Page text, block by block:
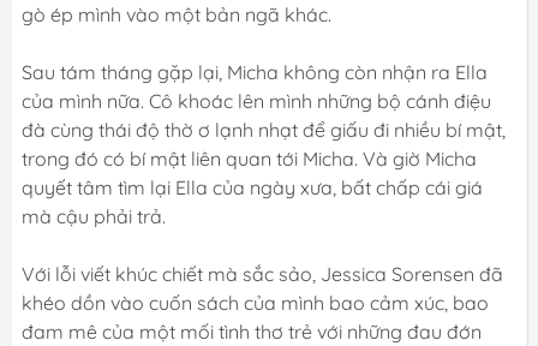
gò ép mình vào một bản ngã khác.
Sau tám tháng gặp lại, Micha không còn nhận ra Ella
của mình nữa. Cô khoác lên mình những bộ cánh điệu
đà cùng thái độ thờ ơ lạnh nhạt để giấu đi nhiều bí mật,
trong đó có bí mật liên quan tới Micha. Và giờ Micha
quyết tâm tìm lại Ella của ngày xưa, bất chấp cái giá
mà cậu phải trả.
Với lỗi viết khúc chiết mà sắc sảo, Jessica Sorensen đã
khéo dồn vào cuốn sách của mình bao cảm xúc, bao
đam mê của một mối tình thơ trẻ với những đau đớn